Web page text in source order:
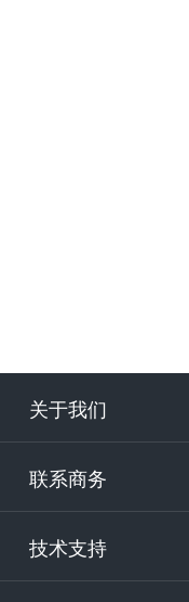
关于我们
联系商务
技术支持